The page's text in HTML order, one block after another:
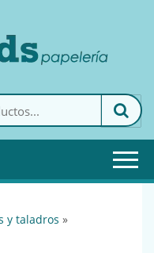
Goods es tu papelería
de confianza. Podrás
todo lo necesario
y taladros »